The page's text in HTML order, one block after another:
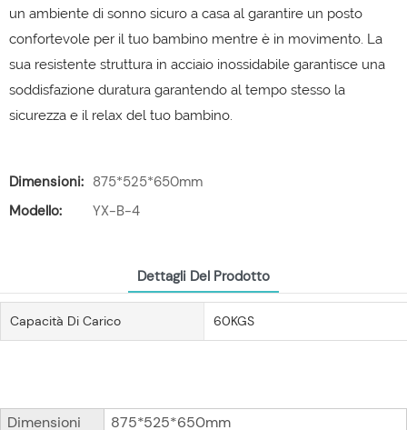
un ambiente di sonno sicuro a casa al garantire un posto
confortevole per il tuo bambino mentre è in movimento. La
sua resistente struttura in acciaio inossidabile garantisce una
soddisfazione duratura garantendo al tempo stesso la
sicurezza e il relax del tuo bambino.
Dimensioni: 875*525*650mm
Modello:
YX-B-4
Dettagli Del Prodotto
Capacità Di Carico 60KGS
Dimensioni
875*525*650mm